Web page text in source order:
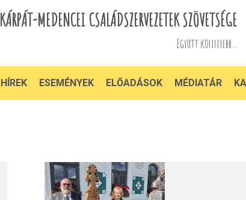
KÁRPÁT-MEDENCEI CSALÁDSZERVEZETEK SZÖVETSÉGE
Együtt könnyebb...
HÍREK ESEMÉNYEK ELŐADÁSOK MÉDIATÁR